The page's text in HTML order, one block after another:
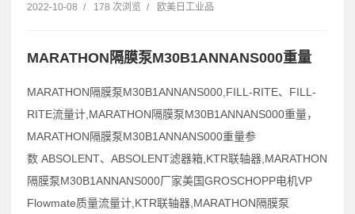
2022-10-08 / 178 次浏览 / 欧美日工业品
MARATHON隔膜泵M30B1ANNANS000重量
MARATHON隔膜泵M30B1ANNANS000,FILL-RITE、FILL-
RITE流量计,MARATHON隔膜泵M30B1ANNANS000重量，
MARATHON隔膜泵M30B1ANNANS000重量参
数 ABSOLENT、ABSOLENT滤器箱,KTR联轴器,MARATHON
隔膜泵M30B1ANNANS000厂家美国GROSCHOPP电机VP
Flowmate质量流量计,KTR联轴器,MARATHON隔膜泵